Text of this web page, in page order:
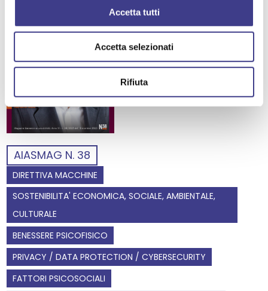
Accetta tutti
Accetta selezionati
Rifiuta
AIASMAG N. 38
DIRETTIVA MACCHINE
SOSTENIBILITA' ECONOMICA, SOCIALE, AMBIENTALE,
CULTURALE
BENESSERE PSICOFISICO
PRIVACY / DATA PROTECTION / CYBERSECURITY
FATTORI PSICOSOCIALI